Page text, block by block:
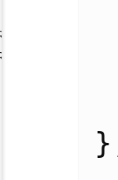
CONTENT,
CONTENT,